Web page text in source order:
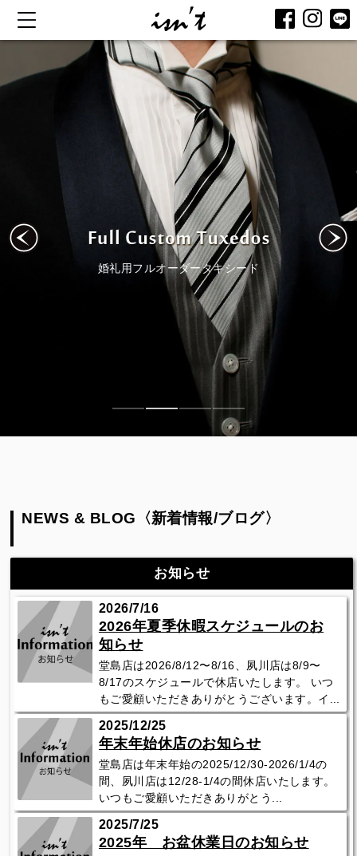
レディースフルオーダース
NEWS & BLOG〈新着情報/ブログ〉
お知らせ
2026/7/16
2026年夏季休暇スケジュールのお
知らせ
堂島店は2026/8/12〜8/16、夙川店は8/9〜
8/17のスケジュールで休店いたします。 いつ
もご愛顧いただきありがとうございます。イ...
2025/12/25
年末年始休店のお知らせ
堂島店は年末年始の2025/12/30-2026/1/4の
間、夙川店は12/28-1/4の間休店いたします。
いつもご愛顧いただきありがとう...
2025/7/25
2025年 お盆休業日のお知らせ